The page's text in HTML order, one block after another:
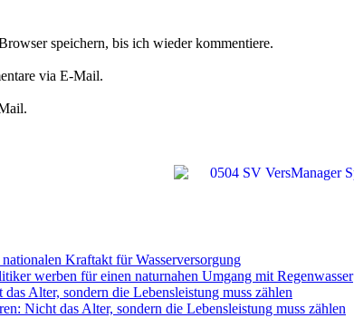
speichern, bis ich wieder kommentiere.
via E-Mail.
Kraftakt für Wasserversorgung
werben für einen naturnahen Umgang mit Regenwasser
Alter, sondern die Lebensleistung muss zählen
Nicht das Alter, sondern die Lebensleistung muss zählen